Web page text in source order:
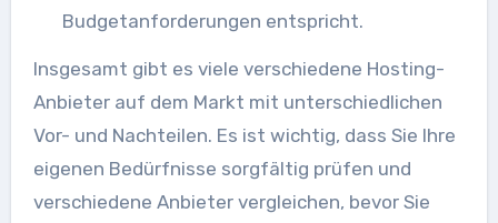
Budgetanforderungen entspricht.
Insgesamt gibt es viele verschiedene Hosting-
Anbieter auf dem Markt mit unterschiedlichen
Vor- und Nachteilen. Es ist wichtig, dass Sie Ihre
eigenen Bedürfnisse sorgfältig prüfen und
verschiedene Anbieter vergleichen, bevor Sie